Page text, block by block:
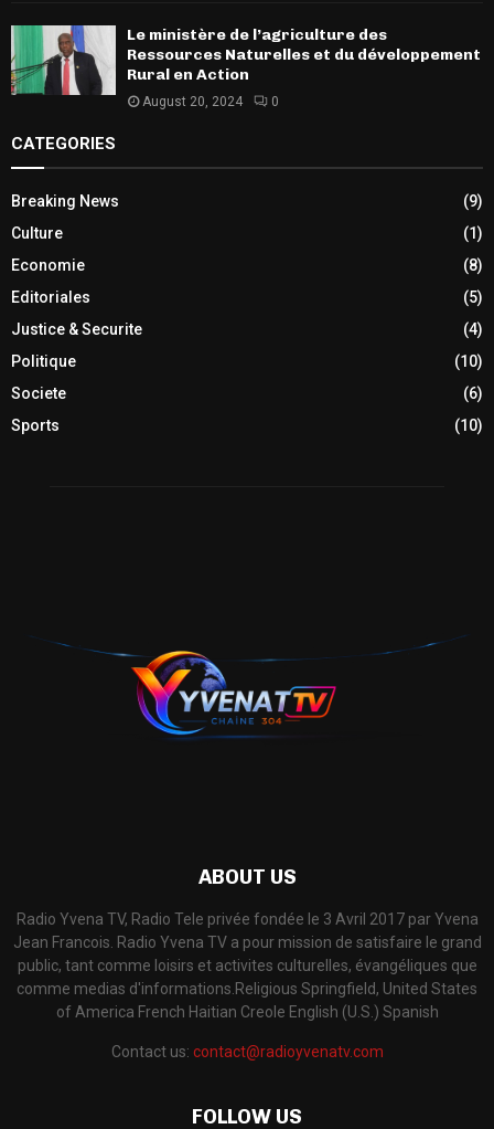
Le ministère de l’agriculture des
Ressources Naturelles et du développement
Rural en Action
August 20, 2024 0
CATEGORIES
Breaking News
(9)
Culture
(1)
Economie
(8)
Editoriales
(5)
Justice & Securite
(4)
Politique
(10)
Societe
(6)
Sports
(10)
ABOUT US
Radio Yvena TV, Radio Tele privée fondée le 3 Avril 2017 par Yvena
Jean Francois. Radio Yvena TV a pour mission de satisfaire le grand
public, tant comme loisirs et activites culturelles, évangéliques que
comme medias d'informations.​ Religious Springfield, United States
of America French Haitian Creole English (U.S.) Spanish
Contact us: contact@radioyvenatv.com
FOLLOW US